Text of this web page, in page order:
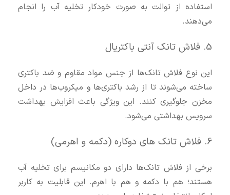
استفاده از توالت به صورت خودکار تخلیه آب را انجام
می‌دهند.
5. فلاش تانک آنتی‌ باکتریال
این نوع فلاش تانک‌ها از جنس مواد مقاوم و ضد باکتری
ساخته می‌شوند تا از رشد باکتری‌ها و میکروب‌ها در داخل
مخزن جلوگیری کنند. این ویژگی باعث افزایش بهداشت
سرویس بهداشتی می‌شود.
6. فلاش تانک‌ های دوکاره (دکمه و اهرمی)
برخی از فلاش تانک‌ها دارای دو مکانیسم برای تخلیه آب
هستند؛ هم با دکمه و هم با اهرم. این قابلیت به کاربر